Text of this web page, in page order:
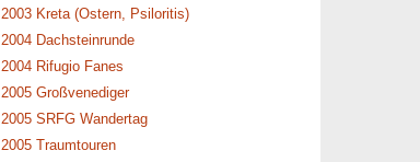
2003 Kreta (Ostern, Psiloritis)
2004 Dachsteinrunde
2004 Rifugio Fanes
2005 Großvenediger
2005 SRFG Wandertag
2005 Traumtouren